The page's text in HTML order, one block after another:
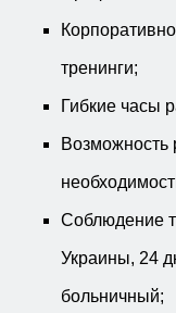
тренинги;
Гибкие часы
Возможность
Соблюдение
Украины, 24
больничный;